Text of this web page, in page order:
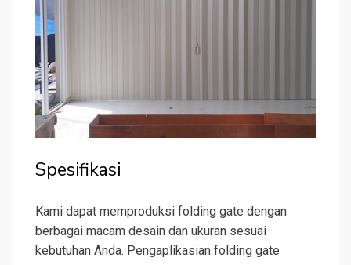
Spesifikasi
Kami dapat memproduksi folding gate dengan
berbagai macam desain dan ukuran sesuai
kebutuhan Anda. Pengaplikasian folding gate